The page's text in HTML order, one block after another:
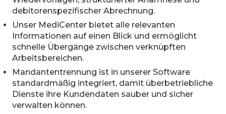
debitorenspezifischer Abrechnung.
Unser MediCenter bietet alle relevanten
Informationen auf einen Blick und ermöglicht
schnelle Übergänge zwischen verknüpften
Arbeitsbereichen.
Mandantentrennung ist in unserer Software
standardmäßig integriert, damit überbetriebliche
Dienste ihre Kundendaten sauber und sicher
verwalten können.